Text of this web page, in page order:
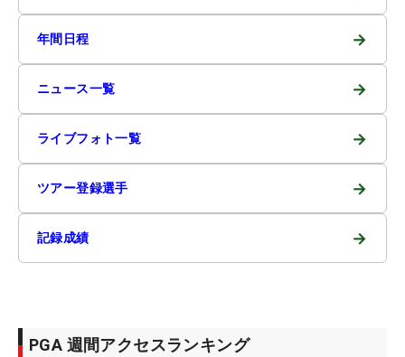
年間日程 →
ニュース一覧 →
ライブフォト一覧 →
ツアー登録選手 →
記録成績 →
PGA 週間アクセスランキング